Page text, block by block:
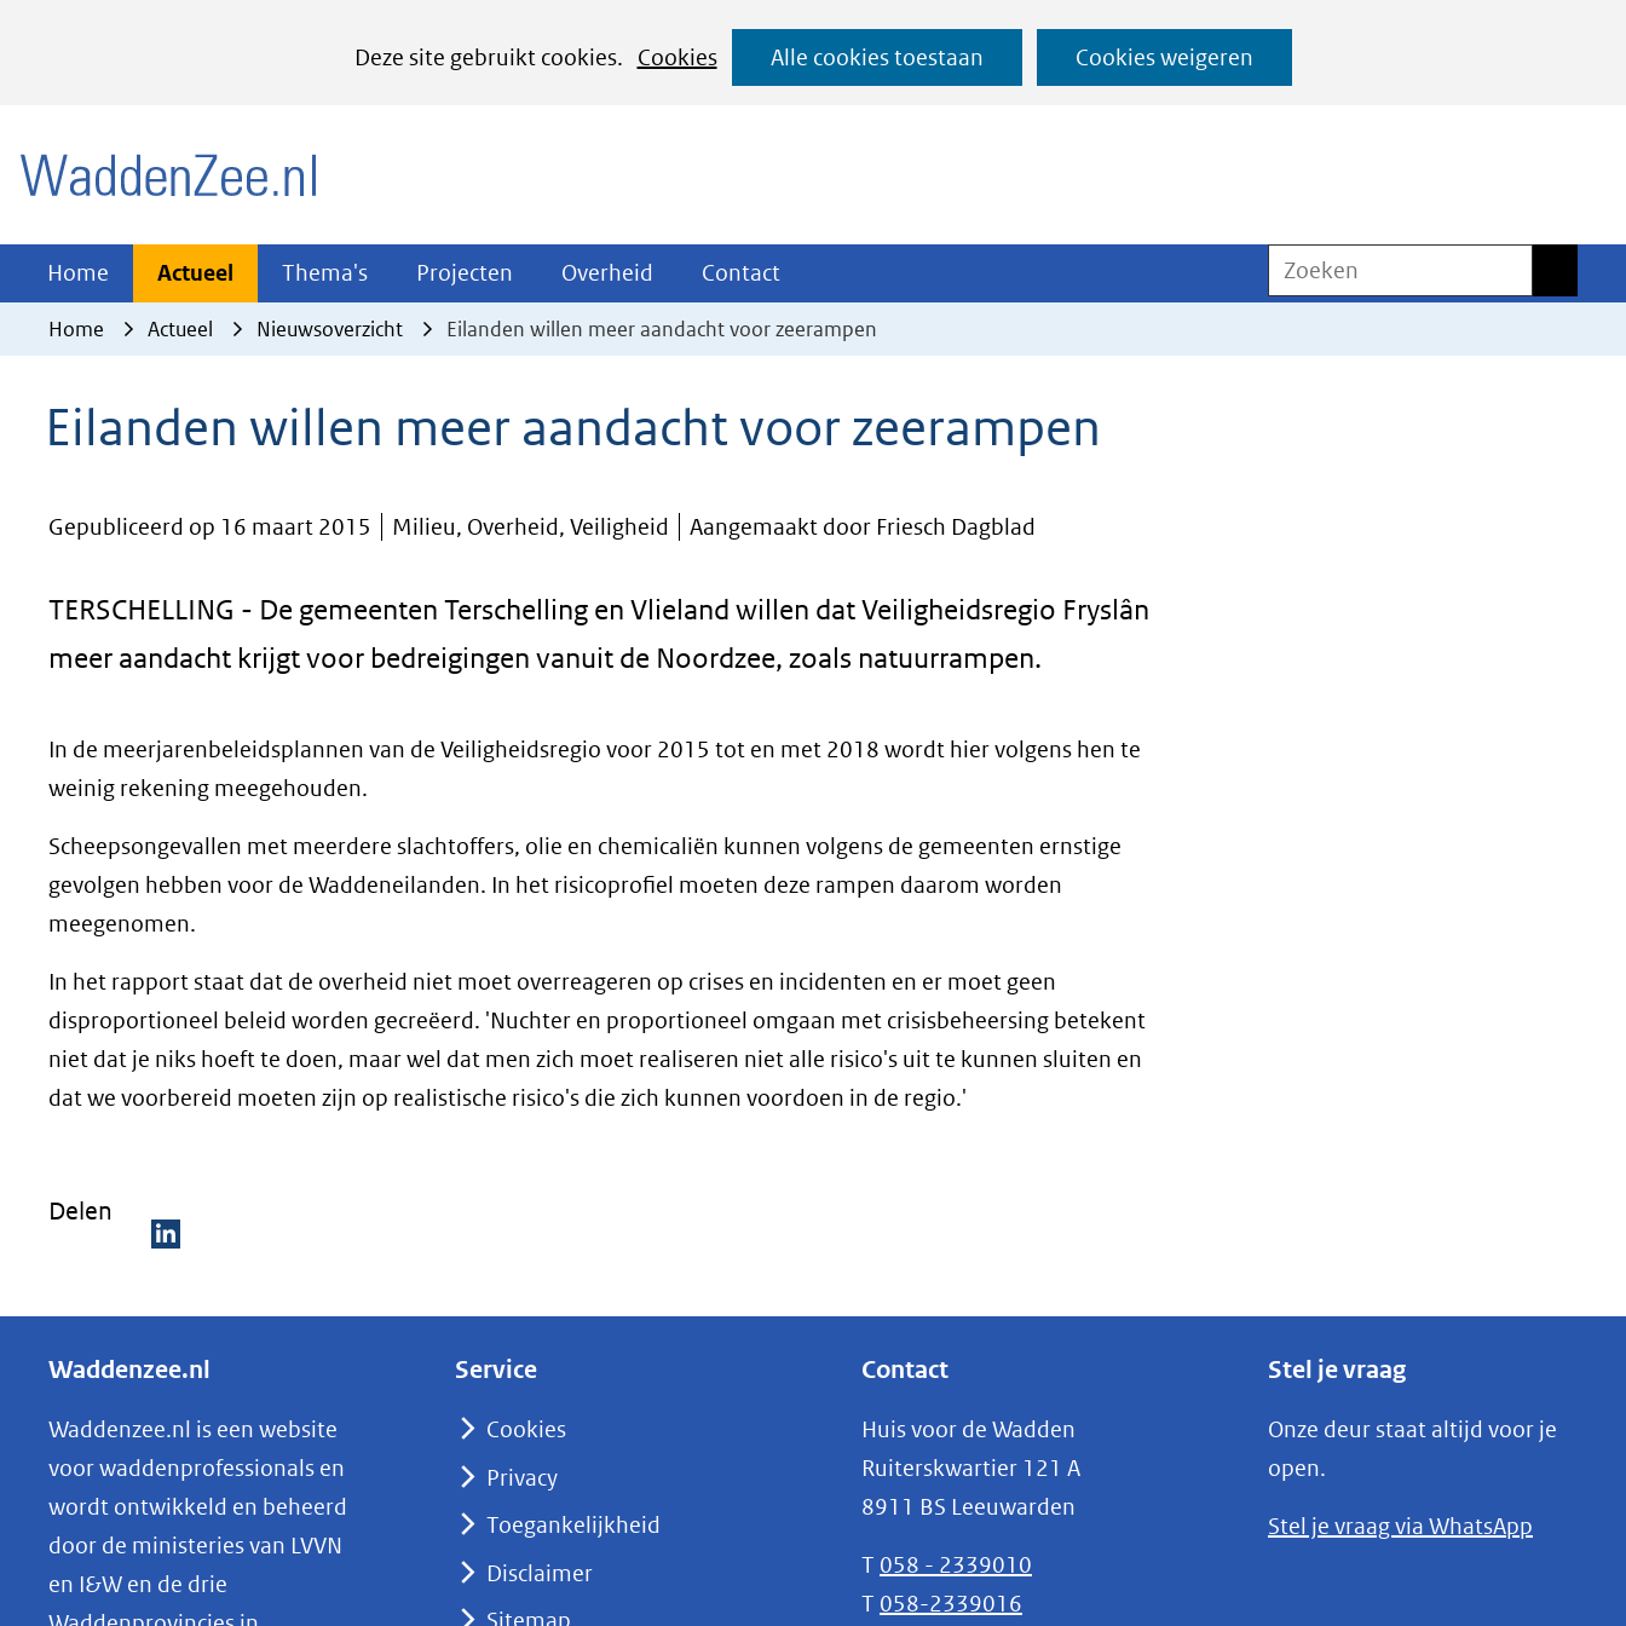
Deze site gebruikt cookies.
Cookies
het
cookies
website
worden
Alle cookies toestaan Cookies weigeren
Ga
naar
Home Actueel Actueel
Uitklappen
Thema's Thema's
Uitklappen
Projecten Projecten
Uitklappen
Overheid Overheid
Uitklappen
Contact
Uitklappen
Zoeken
Home Actueel Nieuwsoverzicht Eilanden willen meer aandacht voor zeerampen
Eilanden willen meer aandacht voor zeerampen
Gepubliceerd op 16 maart 2015 Milieu, Overheid, Veiligheid Aangemaakt door Friesch Dagblad
TERSCHELLING - De gemeenten Terschelling en Vlieland willen dat Veiligheidsregio Fryslân
meer aandacht krijgt voor bedreigingen vanuit de Noordzee, zoals natuurrampen.
In de meerjarenbeleidsplannen van de Veiligheidsregio voor 2015 tot en met 2018 wordt hier volgens hen te
weinig rekening meegehouden.
Scheepsongevallen met meerdere slachtoffers, olie en chemicaliën kunnen volgens de gemeenten ernstige
gevolgen hebben voor de Waddeneilanden. In het risicoprofiel moeten deze rampen daarom worden
meegenomen.
In het rapport staat dat de overheid niet moet overreageren op crises en incidenten en er moet geen
disproportioneel beleid worden gecreëerd. 'Nuchter en proportioneel omgaan met crisisbeheersing betekent
niet dat je niks hoeft te doen, maar wel dat men zich moet realiseren niet alle risico's uit te kunnen sluiten en
dat we voorbereid moeten zijn op realistische risico's die zich kunnen voordoen in de regio.'
Delen
e
e
n
o
p
L
Waddenzee.nl
Waddenzee.nl is een website
voor waddenprofessionals en
wordt ontwikkeld en beheerd
door de ministeries van LVVN
en I&W en de drie
Service
Cookies
Privacy
Toegankelijkheid
Disclaimer
Contact
Huis voor de Wadden
Ruiterskwartier 121 A
8911 BS Leeuwarden
T 058 - 2339010
T 058-2339016
Stel je vraag
Onze deur staat altijd voor je
open.
Stel je vraag via WhatsApp